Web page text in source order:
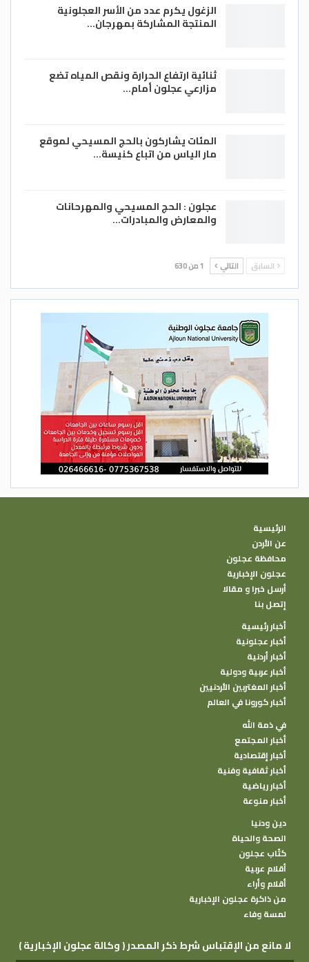
الزغول يكرم عدد من الأسر العجلونية
المنتجة المشاركة بمهرجان…
ثنائية ارتفاع الحرارة ونقص المياه تضع
مزارعي عجلون أمام…
المئات يشاركون بالحج المسيحي لموقع
مار الياس من اتباع كنيسة…
عجلون : الحج المسيحي والمهرحانات
والمعارض والمبادرات…
السابق التالي 1 من 630
الرئيسية
عن الأردن
محافظة عجلون
عجلون الإخبارية
أرسل خبرا و مقالا
إتصل بنا
أخبار رئيسية
أخبار عجلونية
أخبار أردنية
أخبار عربية ودولية
أخبار المغتربين الأردنيين
أخبار كورونا في العالم
في ذمة الله
أخبار المجتمع
أخبار إقتصادية
أخبار ثقافية وفنية
أخبار رياضية
أخبار منوعة
دين ودنيا
الصحة والحياة
كتًاب عجلون
أقلام عربية
أقلام وأراء
من ذاكرة عجلون الإخبارية
لمسة وفاء
( وكالة عجلون الإخبارية ) لا مانع من الإقتباس شرط ذكر المصدر